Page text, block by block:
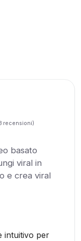
recensioni)
basato
viral in
e crea viral
intuitivo per